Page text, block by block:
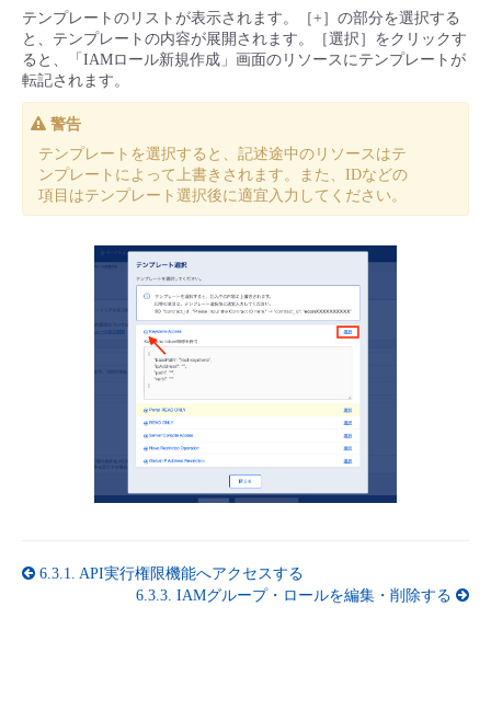
テンプレートのリストが表示されます。［+］の部分を選択する
と、テンプレートの内容が展開されます。［選択］をクリックす
ると、「IAMロール新規作成」画面のリソースにテンプレートが
転記されます。
警告
テンプレートを選択すると、記述途中のリソースはテ
ンプレートによって上書きされます。また、IDなどの
項目はテンプレート選択後に適宜入力してください。
6.3.1. API実行権限機能へアクセスする
6.3.3. IAMグループ・ロールを編集・削除する